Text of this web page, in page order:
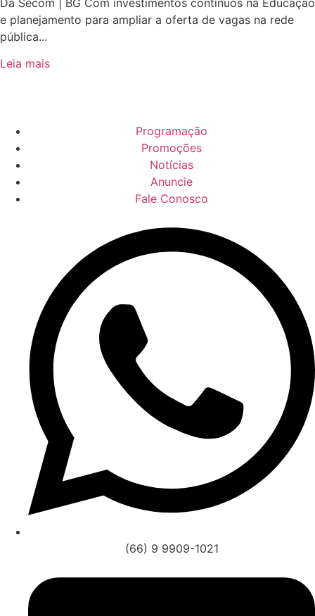
e planejamento para ampliar a oferta de vagas na rede
pública...
Leia mais
Programação
Promoções
Notícias
Anuncie
Fale Conosco
(66) 9 9909-1021